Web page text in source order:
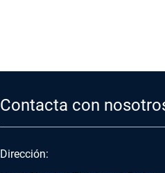
Contacta con
Dirección: